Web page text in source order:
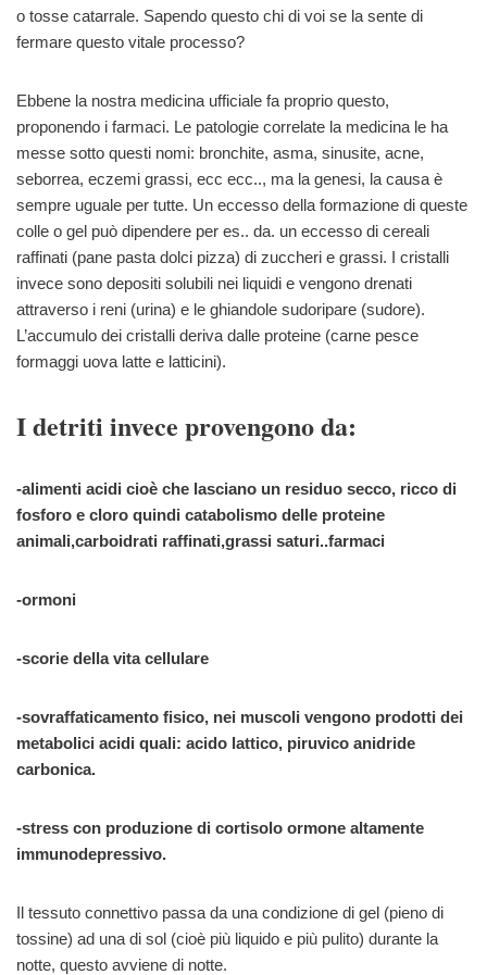
o tosse catarrale. Sapendo questo chi di voi se la sente di
fermare questo vitale processo?
Ebbene la nostra medicina ufficiale fa proprio questo,
proponendo i farmaci. Le patologie correlate la medicina le ha
messe sotto questi nomi: bronchite, asma, sinusite, acne,
seborrea, eczemi grassi, ecc ecc.., ma la genesi, la causa è
sempre uguale per tutte. Un eccesso della formazione di queste
colle o gel può dipendere per es.. da. un eccesso di cereali
raffinati (pane pasta dolci pizza) di zuccheri e grassi. I cristalli
invece sono depositi solubili nei liquidi e vengono drenati
attraverso i reni (urina) e le ghiandole sudoripare (sudore).
L’accumulo dei cristalli deriva dalle proteine (carne pesce
formaggi uova latte e latticini).
I detriti invece provengono da:
-alimenti acidi cioè che lasciano un residuo secco, ricco di
fosforo e cloro quindi catabolismo delle proteine
animali,carboidrati raffinati,grassi saturi..farmaci
-ormoni
-scorie della vita cellulare
-sovraffaticamento fisico, nei muscoli vengono prodotti dei
metabolici acidi quali: acido lattico, piruvico anidride
carbonica.
-stress con produzione di cortisolo ormone altamente
immunodepressivo.
Il tessuto connettivo passa da una condizione di gel (pieno di
tossine) ad una di sol (cioè più liquido e più pulito) durante la
notte, questo avviene di notte.